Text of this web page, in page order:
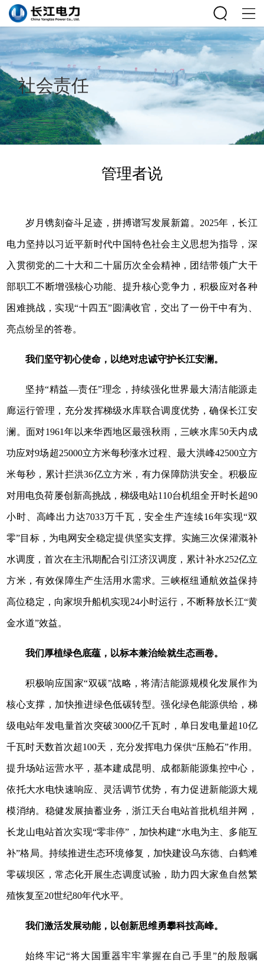
社会责任
管理者说
岁月镌刻奋斗足迹，拼搏谱写发展新篇。2025年，长江
电力坚持以习近平新时代中国特色社会主义思想为指导，深
入贯彻党的二十大和二十届历次全会精神，团结带领广大干
部职工不断增强核心功能、提升核心竞争力，积极应对各种
困难挑战，实现“十四五”圆满收官，交出了一份干中有为、
亮点纷呈的答卷。
我们坚守初心使命，以绝对忠诚守护长江安澜。
坚持“精益—责任”理念，持续强化世界最大清洁能源走
廊运行管理，充分发挥梯级水库联合调度优势，确保长江安
澜。面对1961年以来华西地区最强秋雨，三峡水库50天内成
功应对9场超25000立方米每秒涨水过程、最大洪峰42500立方
米每秒，累计拦洪36亿立方米，有力保障防洪安全。积极应
对用电负荷屡创新高挑战，梯级电站110台机组全开时长超90
小时、高峰出力达7033万千瓦，安全生产连续16年实现“双
零”目标，为电网安全稳定提供坚实支撑。实施三次保灌溉补
水调度，首次在主汛期配合引江济汉调度，累计补水252亿立
方米，有效保障生产生活用水需求。三峡枢纽通航效益保持
高位稳定，向家坝升船机实现24小时运行，不断释放长江“黄
金水道”效益。
我们厚植绿色底蕴，以标本兼治绘就生态画卷。
积极响应国家“双碳”战略，将清洁能源规模化发展作为
核心支撑，加快推进绿色低碳转型。强化绿色能源供给，梯
级电站年发电量首次突破3000亿千瓦时，单日发电量超10亿
千瓦时天数首次超100天，充分发挥电力保供“压舱石”作用。
提升场站运营水平，基本建成昆明、成都新能源集控中心，
依托大水电快速响应、灵活调节优势，有力促进新能源大规
模消纳。稳健发展抽蓄业务，浙江天台电站首批机组并网，
长龙山电站首次实现“零非停”，加快构建“水电为主、多能互
补”格局。持续推进生态环境修复，加快建设乌东德、白鹤滩
零碳坝区，常态化开展生态调度试验，助力四大家鱼自然繁
殖恢复至20世纪80年代水平。
我们激活发展动能，以创新思维勇攀科技高峰。
始终牢记“将大国重器牢牢掌握在自己手里”的殷殷嘱